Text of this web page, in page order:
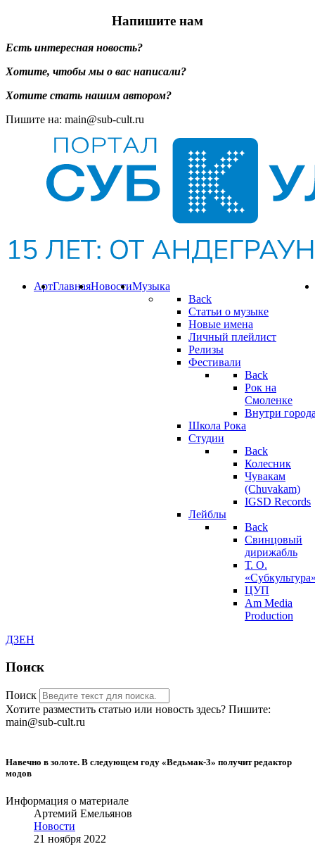
Напишите нам
Есть интересная новость?
Хотите, чтобы мы о вас написали?
Хотите стать нашим автором?
Пишите на: main@sub-cult.ru
Музыка
Back
Статьи о музыке
Новые имена
Личный плейлист
Релизы
Фестивали
Back
Рок на
Смоленке
Внутри
Школа Рока
Студии
Back
Колесник
Чувакам
(Chuvakam)
IGSD Records
Лейблы
Back
Свинцовый
дирижабль
Т. О.
ЦУП
Am Media
Production
Новости
Главная
Арт
ДЗЕН
Поиск
Поиск
Хотите разместить статью или новость здесь? Пишите:
main@sub-cult.ru
Навечно в золоте. В следующем году «Ведьмак-3» получит редактор
модов
Информация о материале
Артемий Емельянов
Новости
21 ноября 2022